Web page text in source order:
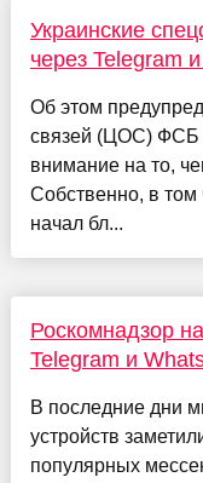
Украинские
через Telegram
Об этом
связей (ЦОС) ФСБ
внимание на то,
Собственно, в том
начал бл...
Роскомнадзор
Telegram и
В последние дни
устройств
популярных